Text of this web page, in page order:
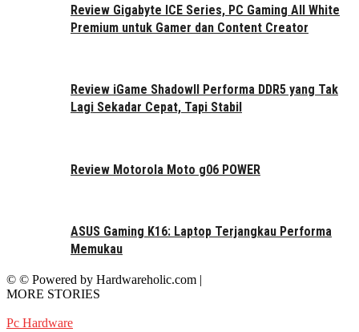
Review Gigabyte ICE Series, PC Gaming All White
Premium untuk Gamer dan Content Creator
Review iGame ShadowII Performa DDR5 yang Tak
Lagi Sekadar Cepat, Tapi Stabil
Review Motorola Moto g06 POWER
ASUS Gaming K16: Laptop Terjangkau Performa
Memukau
© © Powered by Hardwareholic.com |
MORE STORIES
Pc Hardware